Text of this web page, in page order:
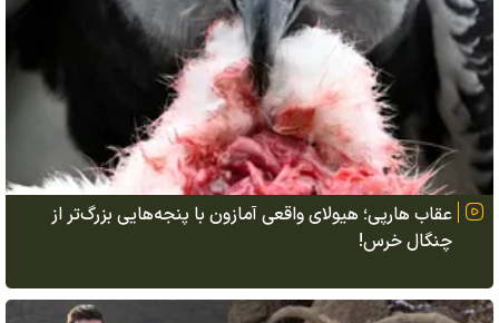
عقاب هارپی؛ هیولای واقعی آمازون با پنجه‌هایی بزرگ‌تر از
چنگال خرس!